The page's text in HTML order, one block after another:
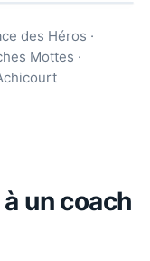
des Héros ·
Mottes ·
un coach